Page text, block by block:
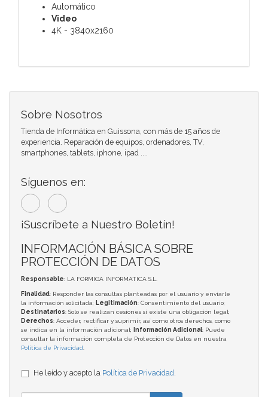
Automático
Video
4K - 3840x2160
Sobre Nosotros
Tienda de Informática en Guissona, con más de 15 años de
experiencia. Reparación de equipos, ordenadores, TV,
smartphones, tablets, iphone, ipad ....
Síguenos en:
¡Suscríbete a Nuestro Boletín!
INFORMACIÓN BÁSICA SOBRE
PROTECCIÓN DE DATOS
Responsable: LA FORMIGA INFORMATICA S.L.
Finalidad: Responder las consultas planteadas por el usuario y enviarle
la información solicitada; Legitimación: Consentimiento del usuario;
Destinatarios: Solo se realizan cesiones si existe una obligación legal;
Derechos: Acceder, rectificar y suprimir, así como otros derechos, como
se indica en la información adicional;
Información Adicional: Puede
consultar la información completa de Protección de Datos en nuestra
Política de Privacidad
He leído y acepto la Política de Privacidad